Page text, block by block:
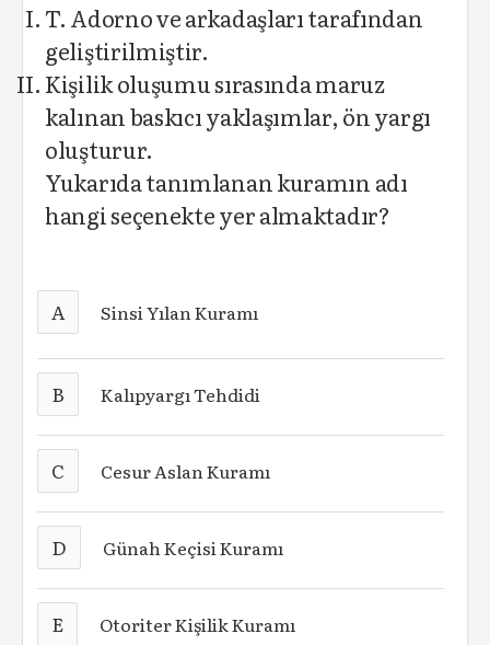
T. Adorno ve arkadaşları tarafından
geliştirilmiştir.
Kişilik oluşumu sırasında maruz
kalınan baskıcı yaklaşımlar, ön yargı
oluşturur.
Yukarıda tanımlanan kuramın adı
hangi seçenekte yer almaktadır?
A Sinsi Yılan Kuramı
B Kalıpyargı Tehdidi
C Cesur Aslan Kuramı
D Günah Keçisi Kuramı
E Otoriter Kişilik Kuramı